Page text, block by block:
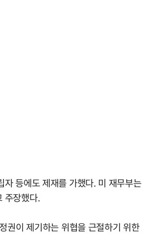
자 등에도 제재를 가했다. 미 재무부
주장했다.
권이 제기하는 위협을 근절하기 위